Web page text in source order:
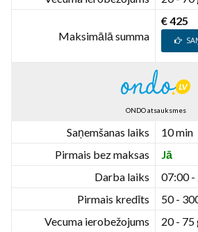
Maksimālā summa
€ 425
ONDO atsauksmes
Saņemšanas laiks
10 min
Pirmais bez maksas
Jā
Darba laiks
07:00 -
Pirmais kredīts
50 -
Vecuma ierobežojums
20 - 75